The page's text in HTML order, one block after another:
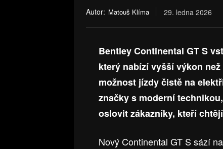
Autor: Matouš Klíma 29. ledna 2026
Bentley Continental GT S
který nabízí vyšší výkon
možnost jízdy čistě na
značky s moderní
oslovit zákazníky, kteří
Nový Continental GT S sází